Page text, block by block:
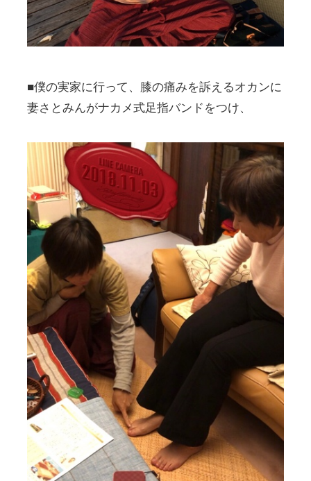
■僕の実家に行って、膝の痛みを訴えるオカンに
妻さとみんがナカメ式足指バンドをつけ、